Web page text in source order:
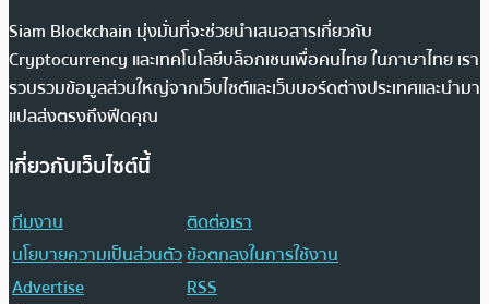
Siam Blockchain มุ่งมั่นที่จะช่วยนำเสนอสารเกี่ยวกับ
Cryptocurrency และเทคโนโลยีบล็อกเชนเพื่อคนไทย ในภาษาไทย เรา
รวบรวมข้อมูลส่วนใหญ่จากเว็บไซต์และเว็บบอร์ดต่างประเทศและนำมา
แปลส่งตรงถึงฟีดคุณ
เกี่ยวกับเว็บไซต์นี้
ทีมงาน
ติดต่อเรา
นโยบายความเป็นส่วนตัวข้อตกลงในการใช้งาน
Advertise
RSS